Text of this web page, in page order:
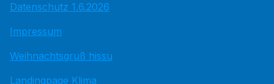
Datenschutz 1.6.2026
Impressum
Weihnachtsgruß hissu
Landingpage Klima